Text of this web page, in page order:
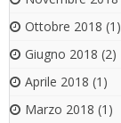
Ottobre 2018 (1)
Giugno 2018 (2)
Aprile 2018 (1)
Marzo 2018 (1)